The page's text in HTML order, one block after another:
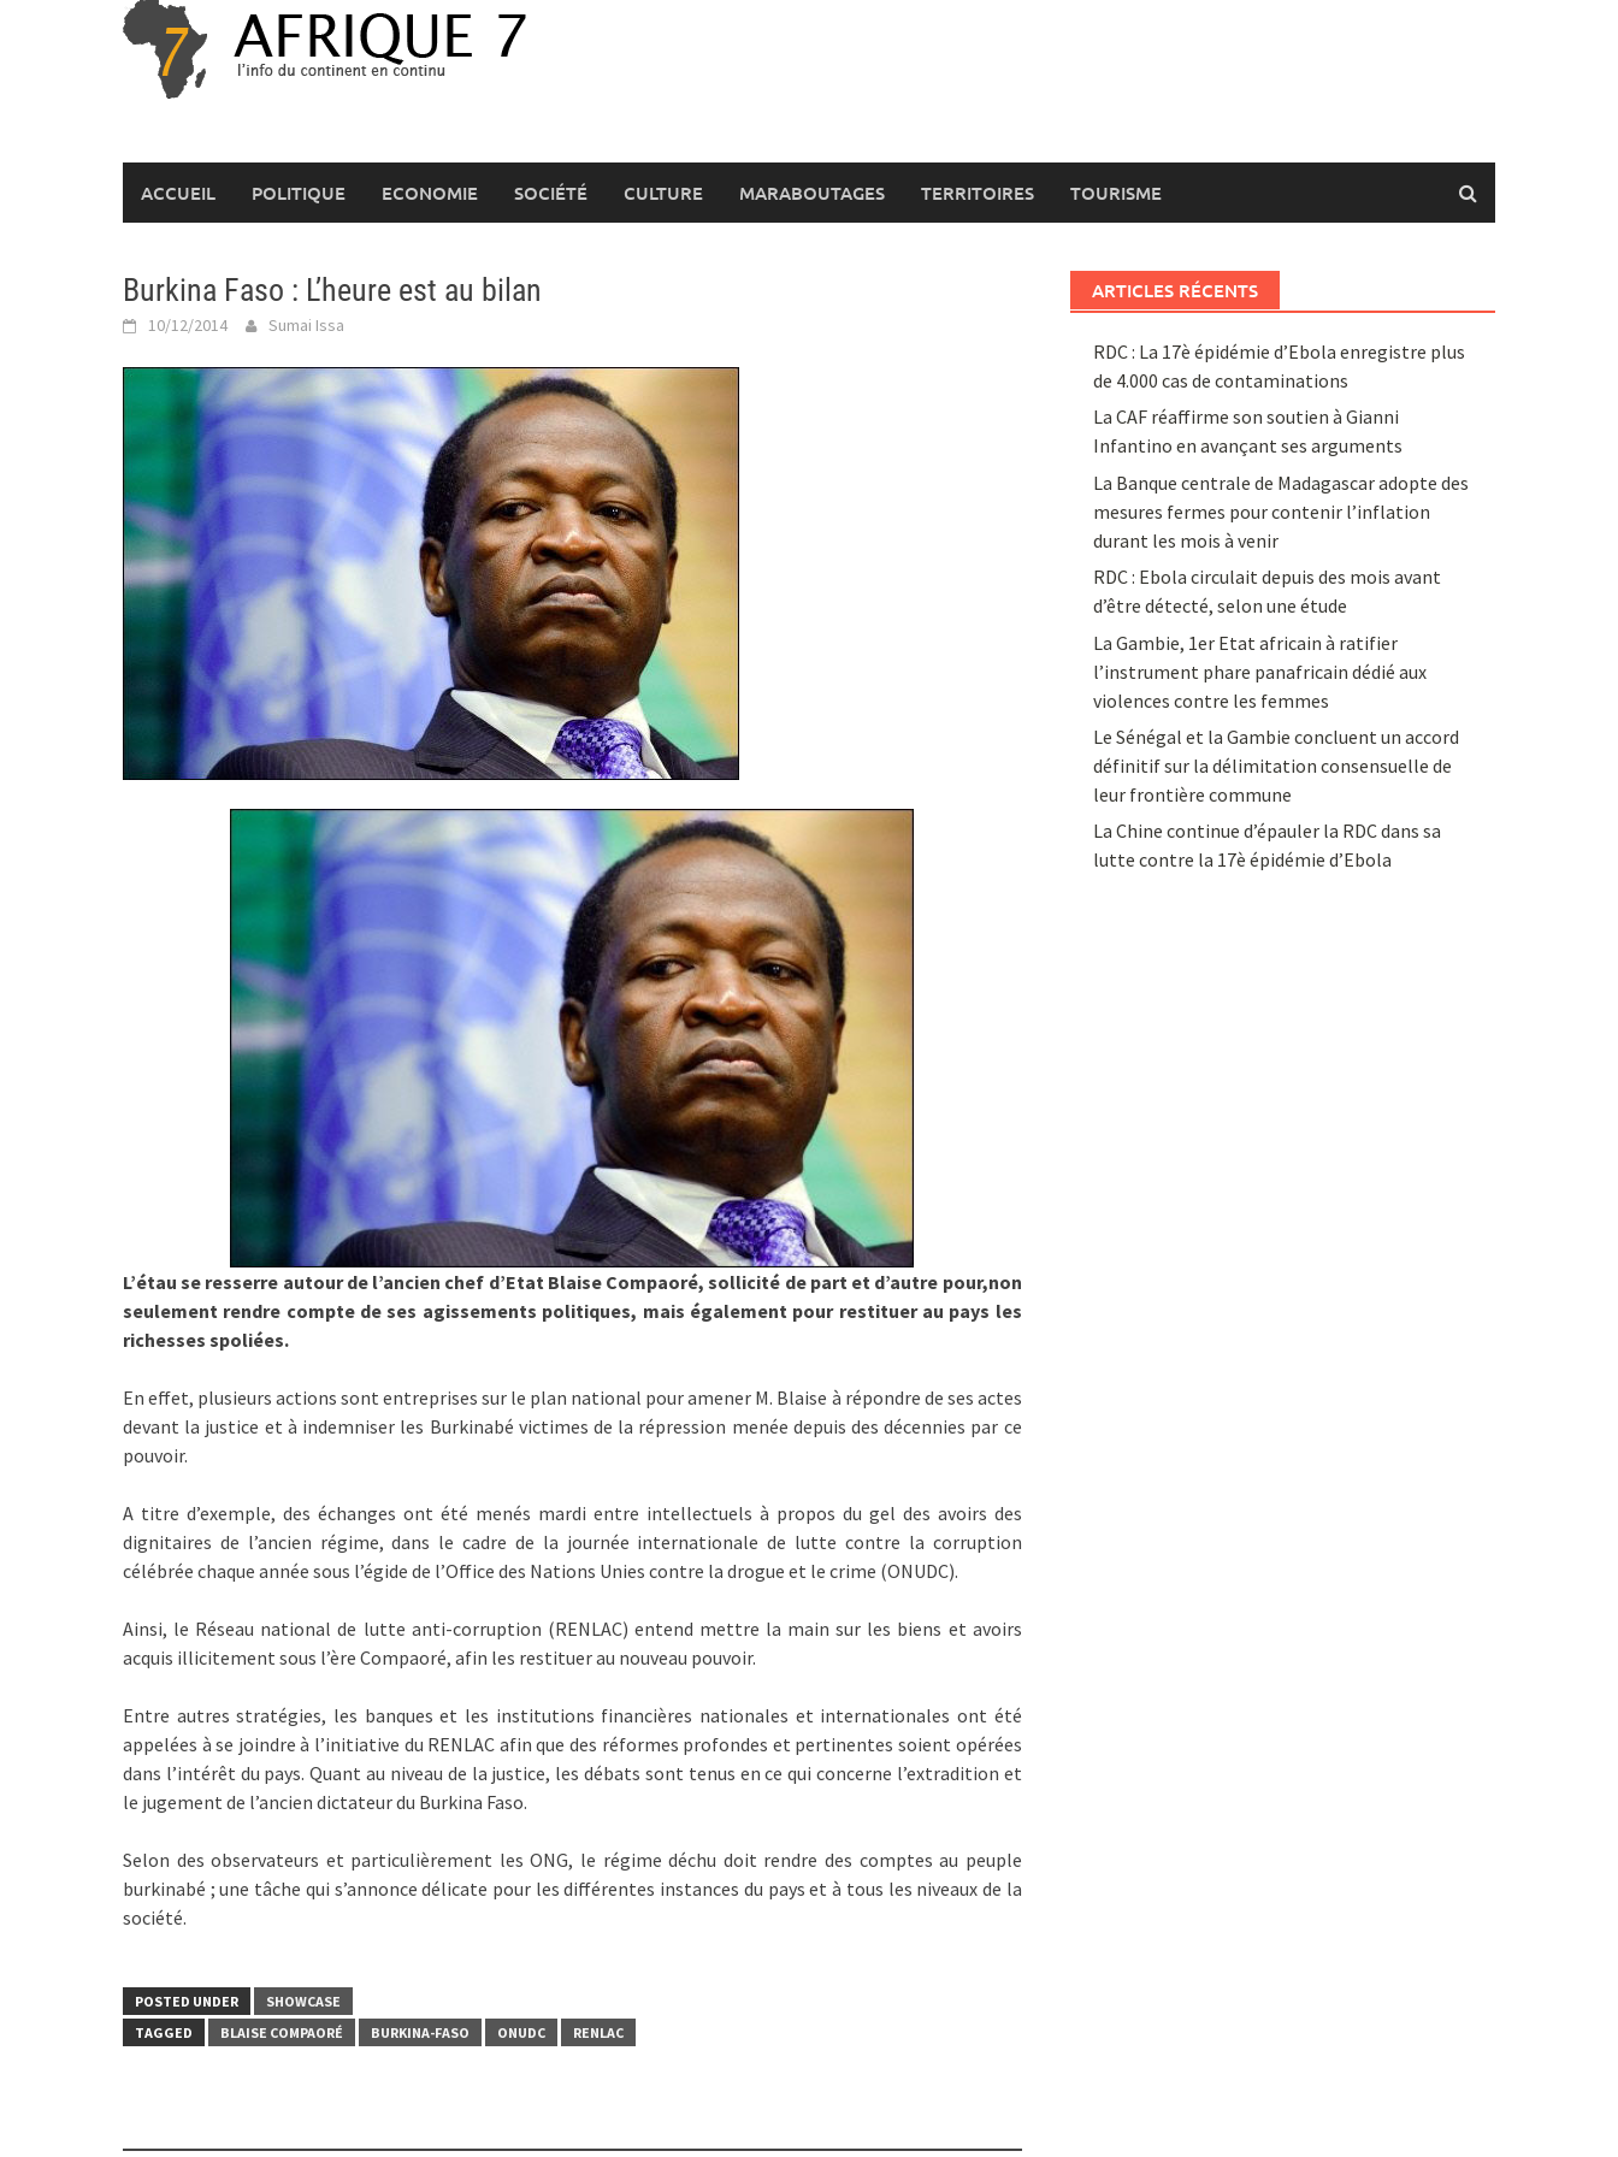
ACCUEIL POLITIQUE ECONOMIE SOCIÉTÉ CULTURE MARABOUTAGES TERRITOIRES TOURISME
Burkina Faso : L’heure est au bilan
10/12/2014 Sumai Issa
L’étau se resserre autour de l’ancien chef d’Etat Blaise Compaoré, sollicité de part et d’autre pour,non
seulement rendre compte de ses agissements politiques, mais également pour restituer au pays les
richesses spoliées.
En effet, plusieurs actions sont entreprises sur le plan national pour amener M. Blaise à répondre de ses actes
devant la justice et à indemniser les Burkinabé victimes de la répression menée depuis des décennies par ce
pouvoir.
A titre d’exemple, des échanges ont été menés mardi entre intellectuels à propos du gel des avoirs des
dignitaires de l’ancien régime, dans le cadre de la journée internationale de lutte contre la corruption
célébrée chaque année sous l’égide de l’Office des Nations Unies contre la drogue et le crime (ONUDC).
Ainsi, le Réseau national de lutte anti-corruption (RENLAC) entend mettre la main sur les biens et avoirs
acquis illicitement sous l’ère Compaoré, afin les restituer au nouveau pouvoir.
Entre autres stratégies, les banques et les institutions financières nationales et internationales ont été
appelées à se joindre à l’initiative du RENLAC afin que des réformes profondes et pertinentes soient opérées
dans l’intérêt du pays. Quant au niveau de la justice, les débats sont tenus en ce qui concerne l’extradition et
le jugement de l’ancien dictateur du Burkina Faso.
Selon des observateurs et particulièrement les ONG, le régime déchu doit rendre des comptes au peuple
burkinabé ; une tâche qui s’annonce délicate pour les différentes instances du pays et à tous les niveaux de la
société.
POSTED UNDER
SHOWCASE
TAGGED
BLAISE COMPAORÉ BURKINA-FASO ONUDC RENLAC
ARTICLES RÉCENTS
RDC : La 17è épidémie d’Ebola enregistre plus
de 4.000 cas de contaminations
La CAF réaffirme son soutien à Gianni
Infantino en avançant ses arguments
La Banque centrale de Madagascar adopte des
mesures fermes pour contenir l’inflation
durant les mois à venir
RDC : Ebola circulait depuis des mois avant
d’être détecté, selon une étude
La Gambie, 1er Etat africain à ratifier
l’instrument phare panafricain dédié aux
violences contre les femmes
Le Sénégal et la Gambie concluent un accord
définitif sur la délimitation consensuelle de
leur frontière commune
La Chine continue d’épauler la RDC dans sa
lutte contre la 17è épidémie d’Ebola